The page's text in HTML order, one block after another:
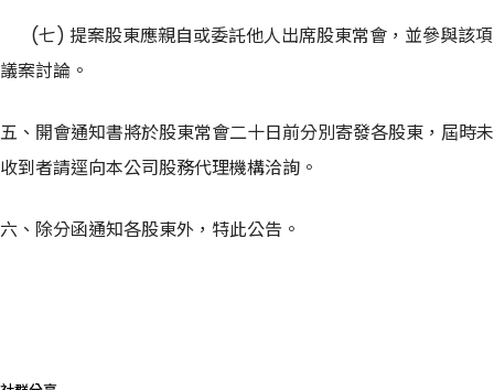
(七) 提案股東應親自或委託他人出席股東常會，並參與該項
議案討論。
五、開會通知書將於股東常會二十日前分別寄發各股東，屆時未
收到者請逕向本公司股務代理機構洽詢。
六、除分函通知各股東外，特此公告。